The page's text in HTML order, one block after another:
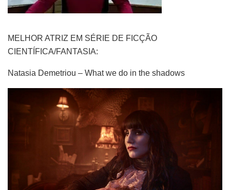
MELHOR ATRIZ EM SÉRIE DE FICÇÃO
CIENTÍFICA/FANTASIA:
Natasia Demetriou – What we do in the shadows